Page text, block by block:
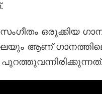
ഒരുക്കിയ
ആണ് ഗാനത്തിലെ